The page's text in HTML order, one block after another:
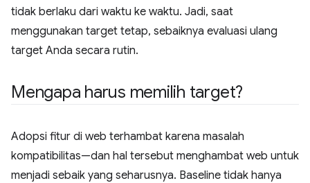
tidak berlaku dari waktu ke waktu. Jadi, saat
menggunakan target tetap, sebaiknya evaluasi ulang
target Anda secara rutin.
Mengapa harus memilih target?
Adopsi fitur di web terhambat karena masalah
kompatibilitas—dan hal tersebut menghambat web untuk
menjadi sebaik yang seharusnya. Baseline tidak hanya